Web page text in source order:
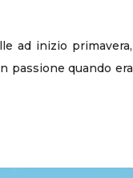
ad inizio
quando